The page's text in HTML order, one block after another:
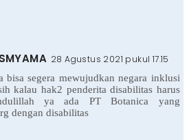
28 Agustus 2021 pukul 17.15
bisa segera mewujudkan negara inklusi
kalau hak2 penderita disabilitas harus
ya ada PT Botanica yang
dengan disabilitas